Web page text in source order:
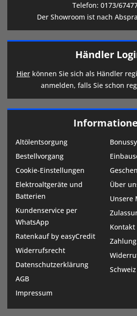
Telefon: 0173/
Der Showroom ist nach
Händler
Hierkönnen Sie sich als Händler
anmelden, falls Sie schon
Altölentsorgung
Bestellvorgang
Cookie-Einstellungen
Elektroaltgeräte und
Batterien
Kundenservice per
WhatsApp
Ratenkauf by easyCredit
Widerrufsrecht
Datenschutzerklärung
AGB
Impressum
Über
Unsere
Kontakt